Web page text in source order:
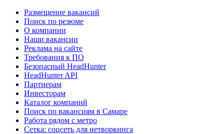
Размещение вакансий
Поиск по резюме
О компании
Наши вакансии
Реклама на сайте
Требования к ПО
Безопасный HeadHunter
HeadHunter API
Партнерам
Инвесторам
Каталог компаний
Поиск по вакансиям в Самаре
Работа рядом с метро
Сетка: соцсеть для нетворкинга